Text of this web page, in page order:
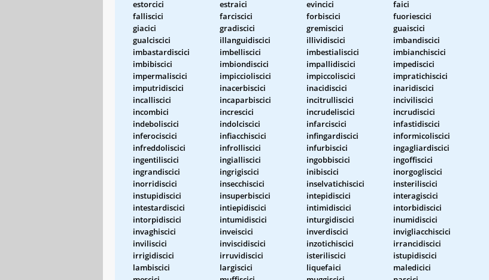
estorcici
estraici evincici
faici
falliscici
farciscici forbiscici
fuoriescici
giacici
gradiscici gremiscici
guaiscici
gualciscici
illanguidiscici illividiscici
imbandiscici
imbastardiscici
imbelliscici imbestialiscici
imbianchiscici
imbibiscici
imbiondiscici impallidiscici
impediscici
impermaliscici
impiccioliscici impiccoliscici
impratichiscici
imputridiscici
inacerbiscici inacidiscici
inaridiscici
incalliscici
incaparbiscici incitrulliscici
inciviliscici
incombici
increscici incrudeliscici
incrudiscici
indeboliscici
indolciscici infarciscici
infastidiscici
inferociscici
infiacchiscici infingardiscici
informicoliscici
infreddoliscici
infrolliscici infurbiscici
ingagliardiscici
ingentiliscici
ingialliscici ingobbiscici
ingoffiscici
ingrandiscici
ingrigiscici inibiscici
inorgogliscici
inorridiscici
insecchiscici inselvatichiscici
insteriliscici
instupidiscici
insuperbiscici intepidiscici
interagiscici
intestardiscici
intiepidiscici intimidiscici
intorbidiscici
intorpidiscici
intumidiscici inturgidiscici
inumidiscici
invaghiscici
inveiscici inverdiscici
invigliacchiscici
inviliscici
inviscidiscici inzotichiscici
irrancidiscici
irrigidiscici
irruvidiscici isteriliscici
istupidiscici
lambiscici
largiscici liquefaici
maledicici